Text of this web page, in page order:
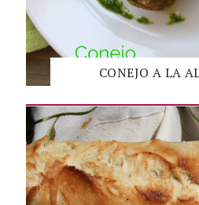
CONEJO A LA